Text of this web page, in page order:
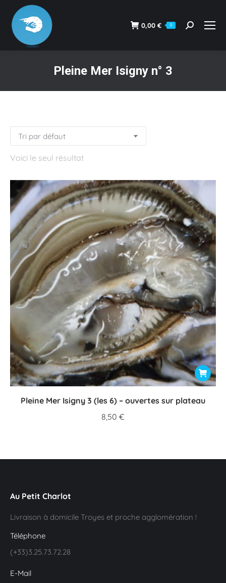
0,00 € 0
Recherche
Pleine Mer Isigny n° 3
Voici le seul résultat
Pleine Mer Isigny 3 (les 6) – ouvertes sur plateau
8,50 €
Au Petit Charlot
Livraison à domicile Troyes et proche agglomération !
Téléphone
(+33)3.25.73.72.28
E-Mail